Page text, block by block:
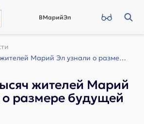
ВМарийЭл
Более 54 тысяч жителей Марий Эл узнали о размере будущей пенсии
жителей Марий
размере будущей